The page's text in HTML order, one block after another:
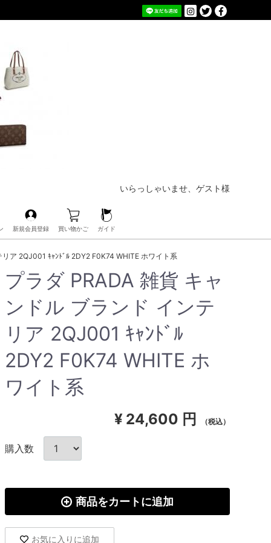
いらっしゃいませ、ゲスト様
新規会員登録 買い物かご ガイド
ア 2QJ001 ｷｬﾝﾄﾞﾙ 2DY2 F0K74 WHITE ホワイト系
プラダ PRADA 雑貨 キャ
ンドル ブランド インテ
リア 2QJ001 ｷｬﾝﾄﾞﾙ
2DY2 F0K74 WHITE ホ
ワイト系
¥ 24,600 円 （税込）
購入数
商品をカートに追加
お気に入りに追加